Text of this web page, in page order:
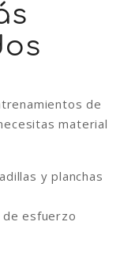
de
material
y planchas
esfuerzo